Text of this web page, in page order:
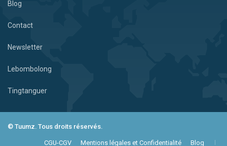
Blog
Contact
Newsletter
Lebombolong
Tingtanguer
© Tuumz. Tous droits réservés.
CGU-CGV Mentions légales et Confidentialité Blog